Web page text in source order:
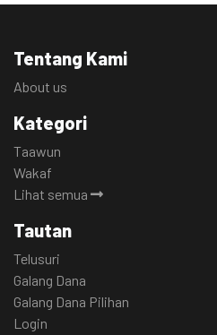
Tentang Kami
About us
Kategori
Taawun
Wakaf
Lihat semua
Tautan
Telusuri
Galang Dana
Galang Dana Pilihan
Login